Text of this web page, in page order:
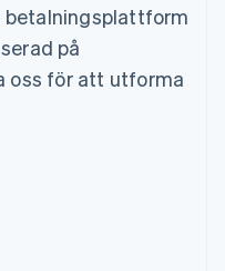
betalningsplattform
på
oss för att utforma